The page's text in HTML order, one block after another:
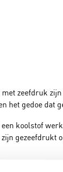
met zeefdruk
het gedoe dat
koolstof
gezeefdrukt